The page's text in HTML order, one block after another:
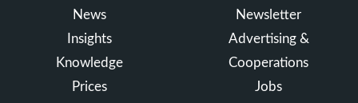
News
Insights
Knowledge
Prices
Newsletter
Advertising &
Cooperations
Jobs